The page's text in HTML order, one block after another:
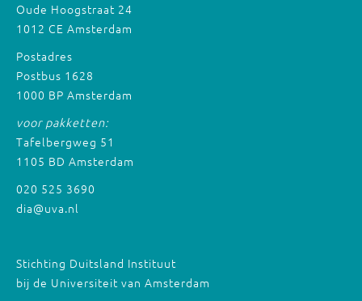
Oude Hoogstraat 24
1012 CE Amsterdam
Postadres
Postbus 1628
1000 BP Amsterdam
voor pakketten:
Tafelbergweg 51
1105 BD Amsterdam
020 525 3690
dia@uva.nl
Stichting Duitsland Instituut
bij de Universiteit van Amsterdam